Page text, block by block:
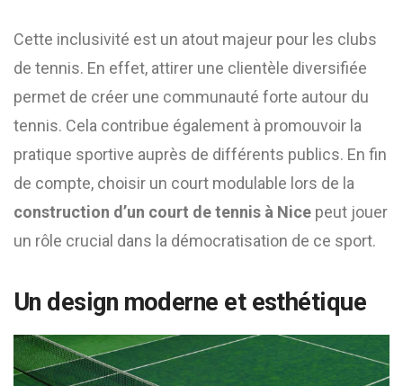
Cette inclusivité est un atout majeur pour les clubs
de tennis. En effet, attirer une clientèle diversifiée
permet de créer une communauté forte autour du
tennis. Cela contribue également à promouvoir la
pratique sportive auprès de différents publics. En fin
de compte, choisir un court modulable lors de la
construction d’un court de tennis à Nice peut jouer
un rôle crucial dans la démocratisation de ce sport.
Un design moderne et esthétique